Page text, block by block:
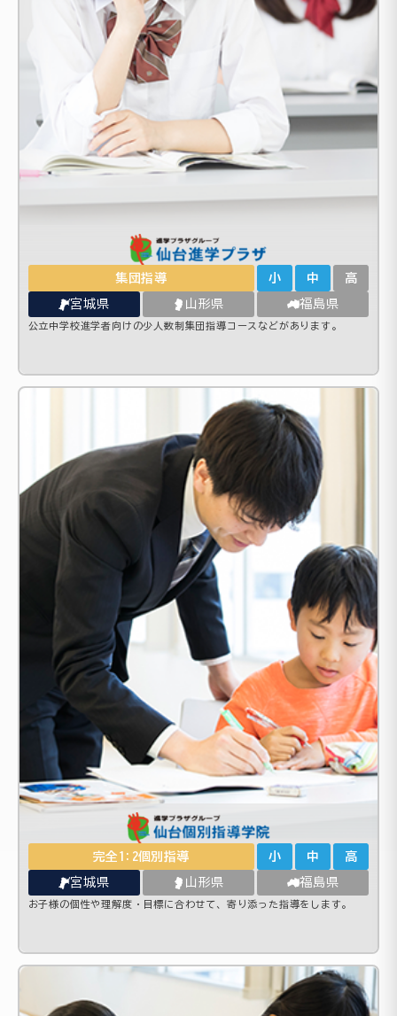
集団指導 小 中 高
宮城県 山形県 福島県
公立中学校進学者向けの少人数制集団指導コースなどがあります。
完全1:2個別指導 小 中 高
宮城県 山形県 福島県
お子様の個性や理解度・目標に合わせて、寄り添った指導をします。